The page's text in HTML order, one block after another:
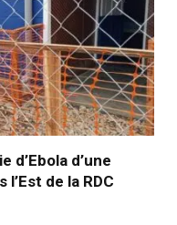
d’Ebola d’une
de la RDC